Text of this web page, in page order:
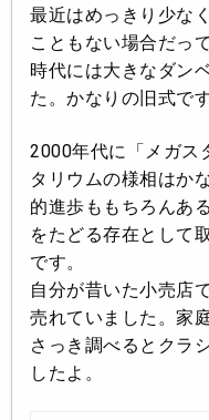
最近はめっきり少な
こともない場合だっ
時代には大きなダン
た。かなりの旧式で
2000年代に「メガス
タリウムの様相はか
的進歩ももちろんあ
をたどる存在として
です。
自分が昔いた小売店
売れていました。家
さっき調べるとクラ
したよ。